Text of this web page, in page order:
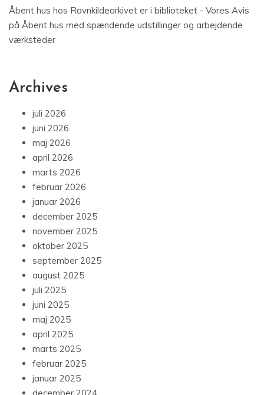
Åbent hus hos Ravnkildearkivet er i biblioteket - Vores Avis
på Åbent hus med spændende udstillinger og arbejdende
værksteder
Archives
juli 2026
juni 2026
maj 2026
april 2026
marts 2026
februar 2026
januar 2026
december 2025
november 2025
oktober 2025
september 2025
august 2025
juli 2025
juni 2025
maj 2025
april 2025
marts 2025
februar 2025
januar 2025